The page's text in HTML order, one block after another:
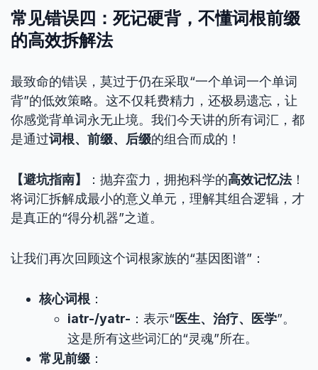
常见错误四：死记硬背，不懂词根前缀
的高效拆解法
最致命的错误，莫过于仍在采取“一个单词一个单词
背”的低效策略。这不仅耗费精力，还极易遗忘，让
你感觉背单词永无止境。我们今天讲的所有词汇，都
是通过词根、前缀、后缀的组合而成的！
【避坑指南】 ：抛弃蛮力，拥抱科学的高效记忆法！
将词汇拆解成最小的意义单元，理解其组合逻辑，才
是真正的“得分机器”之道。
让我们再次回顾这个词根家族的“基因图谱”：
核心词根 ：
iatr-/yatr- ：表示“医生、治疗、医学”。
这是所有这些词汇的“灵魂”所在。
常见前缀 ：